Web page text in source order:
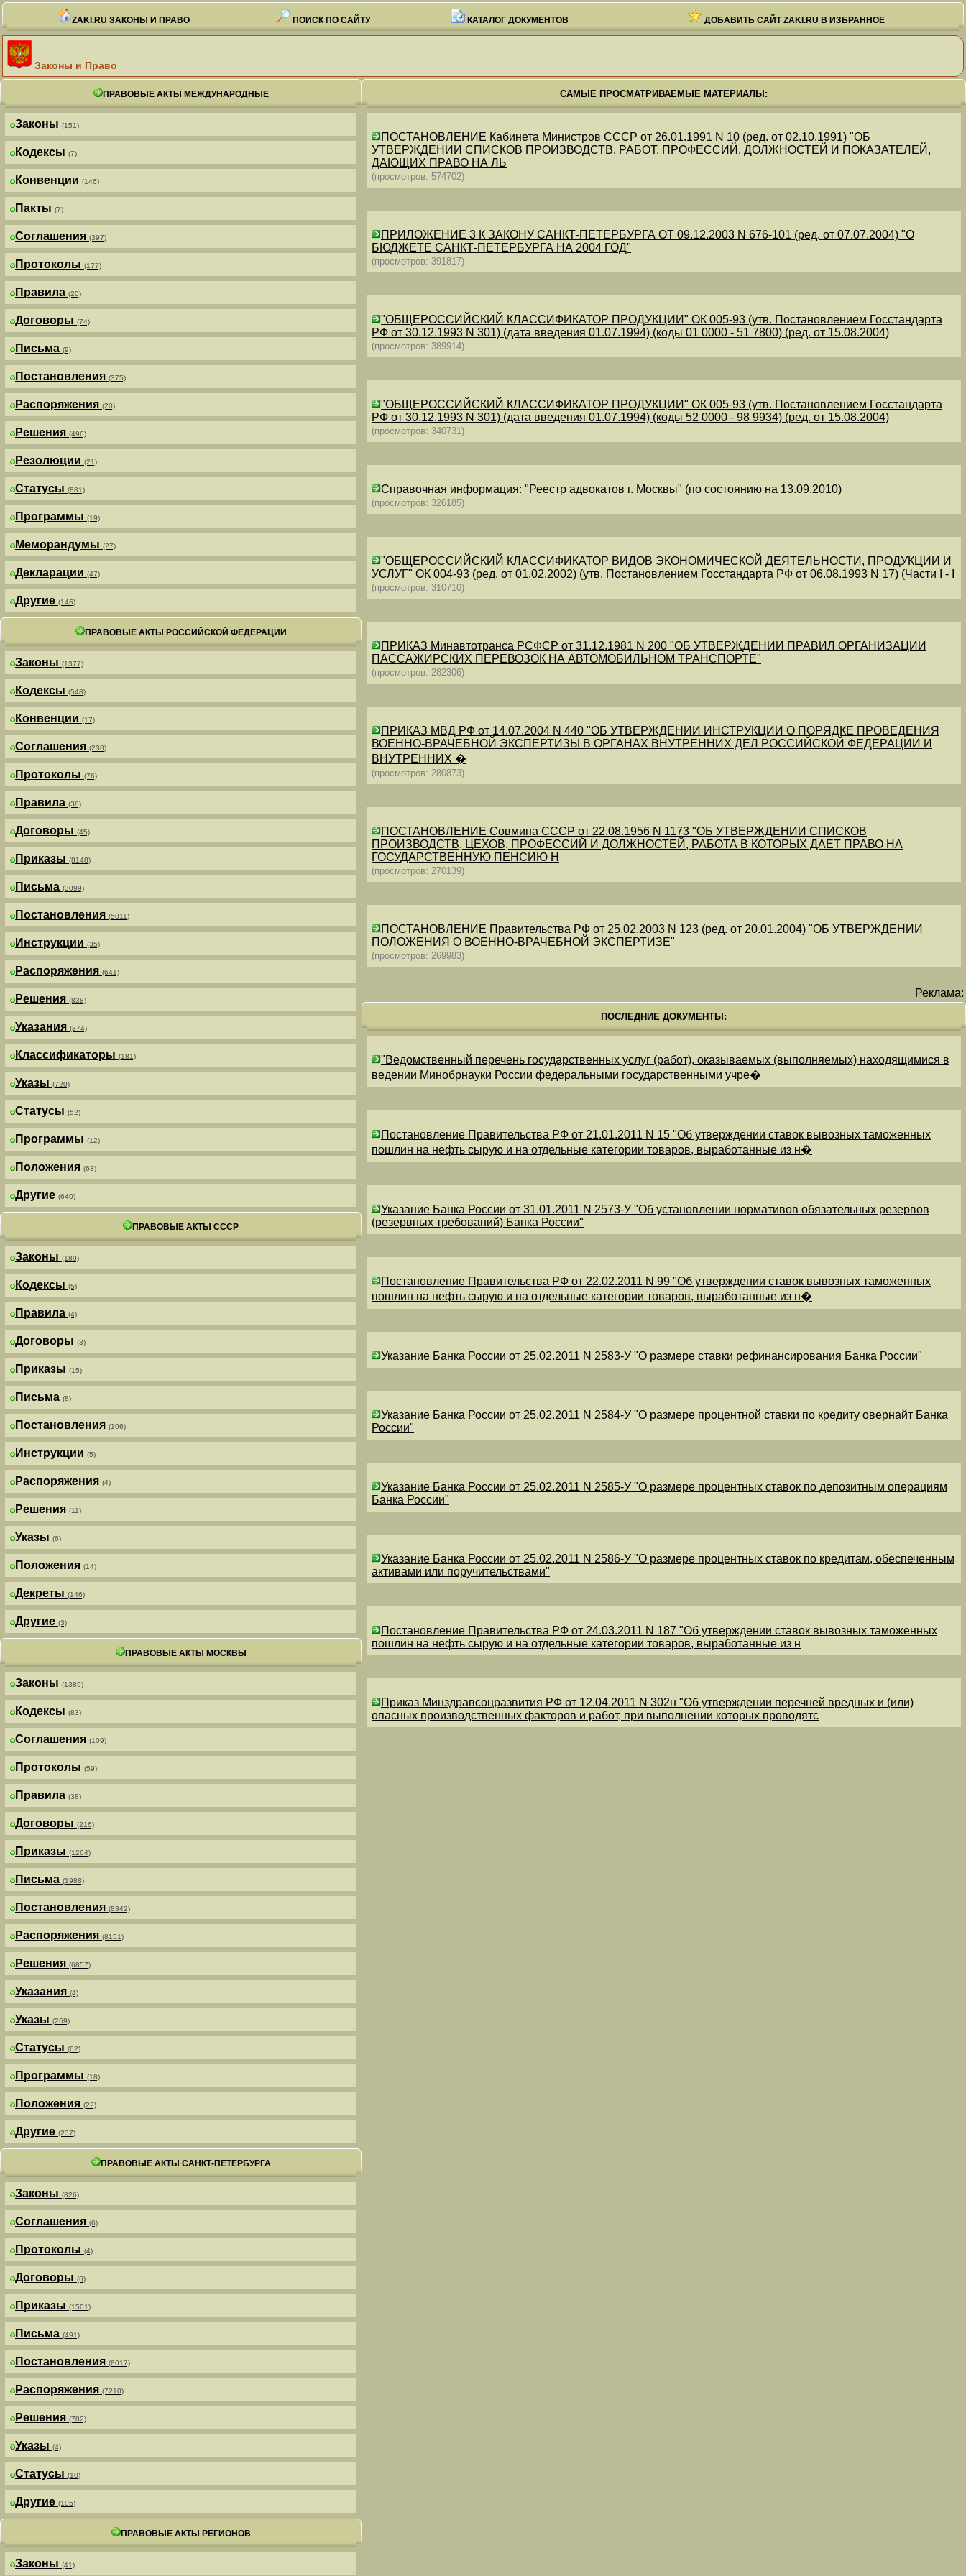
ZAKI.RU ЗАКОНЫ И ПРАВО ПОИСК ПО САЙТУ КАТАЛОГ ДОКУМЕНТОВ ДОБАВИТЬ САЙТ ZAKI.RU В ИЗБРАННОЕ
Законы и Право
ПРАВОВЫЕ АКТЫ МЕЖДУНАРОДНЫЕ
Законы (151)
Кодексы (7)
Конвенции (146)
Пакты (7)
Соглашения (397)
Протоколы (177)
Правила (20)
Договоры (74)
Письма (9)
Постановления (375)
Распоряжения (20)
Решения (496)
Резолюции (21)
Статусы (881)
Программы (19)
Меморандумы (27)
Декларации (47)
Другие (146)
ПРАВОВЫЕ АКТЫ РОССИЙСКОЙ ФЕДЕРАЦИИ
Законы (1377)
Кодексы (548)
Конвенции (17)
Соглашения (230)
Протоколы (76)
Правила (38)
Договоры (45)
Приказы (8148)
Письма (3099)
Постановления (5011)
Инструкции (35)
Распоряжения (641)
Решения (838)
Указания (374)
Классификаторы (181)
Указы (720)
Статусы (52)
Программы (12)
Положения (63)
Другие (640)
ПРАВОВЫЕ АКТЫ СССР
Законы (189)
Кодексы (5)
Правила (4)
Договоры (3)
Приказы (15)
Письма (8)
Постановления (106)
Инструкции (5)
Распоряжения (4)
Решения (11)
Указы (6)
Положения (14)
Декреты (146)
Другие (3)
ПРАВОВЫЕ АКТЫ МОСКВЫ
Законы (1389)
Кодексы (83)
Соглашения (109)
Протоколы (59)
Правила (38)
Договоры (216)
Приказы (1264)
Письма (1988)
Постановления (8342)
Распоряжения (8151)
Решения (6857)
Указания (4)
Указы (269)
Статусы (62)
Программы (18)
Положения (22)
Другие (237)
ПРАВОВЫЕ АКТЫ САНКТ-ПЕТЕРБУРГА
Законы (826)
Соглашения (6)
Протоколы (4)
Договоры (6)
Приказы (1501)
Письма (491)
Постановления (6017)
Распоряжения (7210)
Решения (782)
Указы (4)
Статусы (10)
Другие (105)
ПРАВОВЫЕ АКТЫ РЕГИОНОВ
Законы (41)
САМЫЕ ПРОСМАТРИВАЕМЫЕ МАТЕРИАЛЫ:
ПОСТАНОВЛЕНИЕ Кабинета Министров СССР от 26.01.1991 N 10 (ред. от 02.10.1991) "ОБ
УТВЕРЖДЕНИИ СПИСКОВ ПРОИЗВОДСТВ, РАБОТ, ПРОФЕССИЙ, ДОЛЖНОСТЕЙ И ПОКАЗАТЕЛЕЙ,
ДАЮЩИХ ПРАВО НА ЛЬ
(просмотров: 574702)
ПРИЛОЖЕНИЕ 3 К ЗАКОНУ САНКТ-ПЕТЕРБУРГА ОТ 09.12.2003 N 676-101 (ред. от 07.07.2004) "О
БЮДЖЕТЕ САНКТ-ПЕТЕРБУРГА НА 2004 ГОД"
(просмотров: 391817)
"ОБЩЕРОССИЙСКИЙ КЛАССИФИКАТОР ПРОДУКЦИИ" ОК 005-93 (утв. Постановлением Госстандарта
РФ от 30.12.1993 N 301) (дата введения 01.07.1994) (коды 01 0000 - 51 7800) (ред. от 15.08.2004)
(просмотров: 389914)
"ОБЩЕРОССИЙСКИЙ КЛАССИФИКАТОР ПРОДУКЦИИ" ОК 005-93 (утв. Постановлением Госстандарта
РФ от 30.12.1993 N 301) (дата введения 01.07.1994) (коды 52 0000 - 98 9934) (ред. от 15.08.2004)
(просмотров: 340731)
Справочная информация: "Реестр адвокатов г. Москвы" (по состоянию на 13.09.2010)
(просмотров: 326185)
"ОБЩЕРОССИЙСКИЙ КЛАССИФИКАТОР ВИДОВ ЭКОНОМИЧЕСКОЙ ДЕЯТЕЛЬНОСТИ, ПРОДУКЦИИ И
УСЛУГ" ОК 004-93 (ред. от 01.02.2002) (утв. Постановлением Госстандарта РФ от 06.08.1993 N 17) (Части I - I
(просмотров: 310710)
ПРИКАЗ Минавтотранса РСФСР от 31.12.1981 N 200 "ОБ УТВЕРЖДЕНИИ ПРАВИЛ ОРГАНИЗАЦИИ
ПАССАЖИРСКИХ ПЕРЕВОЗОК НА АВТОМОБИЛЬНОМ ТРАНСПОРТЕ"
(просмотров: 282306)
ПРИКАЗ МВД РФ от 14.07.2004 N 440 "ОБ УТВЕРЖДЕНИИ ИНСТРУКЦИИ О ПОРЯДКЕ ПРОВЕДЕНИЯ
ВОЕННО-ВРАЧЕБНОЙ ЭКСПЕРТИЗЫ В ОРГАНАХ ВНУТРЕННИХ ДЕЛ РОССИЙСКОЙ ФЕДЕРАЦИИ И
ВНУТРЕННИХ �
(просмотров: 280873)
ПОСТАНОВЛЕНИЕ Совмина СССР от 22.08.1956 N 1173 "ОБ УТВЕРЖДЕНИИ СПИСКОВ
ПРОИЗВОДСТВ, ЦЕХОВ, ПРОФЕССИЙ И ДОЛЖНОСТЕЙ, РАБОТА В КОТОРЫХ ДАЕТ ПРАВО НА
ГОСУДАРСТВЕННУЮ ПЕНСИЮ Н
(просмотров: 270139)
ПОСТАНОВЛЕНИЕ Правительства РФ от 25.02.2003 N 123 (ред. от 20.01.2004) "ОБ УТВЕРЖДЕНИИ
ПОЛОЖЕНИЯ О ВОЕННО-ВРАЧЕБНОЙ ЭКСПЕРТИЗЕ"
(просмотров: 269983)
Реклама:
ПОСЛЕДНИЕ ДОКУМЕНТЫ:
"Ведомственный перечень государственных услуг (работ), оказываемых (выполняемых) находящимися в
ведении Минобрнауки России федеральными государственными учре�
Постановление Правительства РФ от 21.01.2011 N 15 "Об утверждении ставок вывозных таможенных
пошлин на нефть сырую и на отдельные категории товаров, выработанные из н�
Указание Банка России от 31.01.2011 N 2573-У "Об установлении нормативов обязательных резервов
(резервных требований) Банка России"
Постановление Правительства РФ от 22.02.2011 N 99 "Об утверждении ставок вывозных таможенных
пошлин на нефть сырую и на отдельные категории товаров, выработанные из н�
Указание Банка России от 25.02.2011 N 2583-У "О размере ставки рефинансирования Банка России"
Указание Банка России от 25.02.2011 N 2584-У "О размере процентной ставки по кредиту овернайт Банка
России"
Указание Банка России от 25.02.2011 N 2585-У "О размере процентных ставок по депозитным операциям
Банка России"
Указание Банка России от 25.02.2011 N 2586-У "О размере процентных ставок по кредитам, обеспеченным
активами или поручительствами"
Постановление Правительства РФ от 24.03.2011 N 187 "Об утверждении ставок вывозных таможенных
пошлин на нефть сырую и на отдельные категории товаров, выработанные из н
Приказ Минздравсоцразвития РФ от 12.04.2011 N 302н "Об утверждении перечней вредных и (или)
опасных производственных факторов и работ, при выполнении которых проводятс